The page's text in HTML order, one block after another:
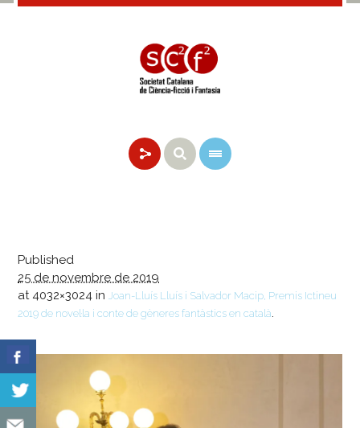
Published
25 de novembre de 2019
at 4032×3024 inJoan-Lluís Lluís i Salvador Macip, Premis Ictineu
2019 de novel·la i conte de gèneres fantàstics en català.